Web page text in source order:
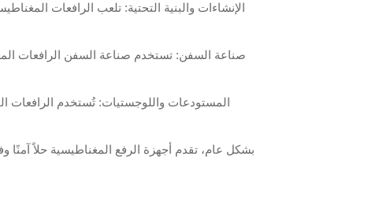
الإنشاءات والبنية التحتية: تلعب الرافعات
صناعة السفن: تستخدم صناعة السفن الرافعات
المستودعات واللوجستيات: تُستخدم الرافعات
بشكل عام، تقدم أجهزة الرفع المغناطيسية حلاً آمنًا